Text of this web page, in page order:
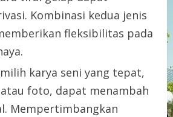
Kombinasi kedua jenis
fleksibilitas pada
karya seni yang tepat,
foto, dapat menambah
Mempertimbangkan